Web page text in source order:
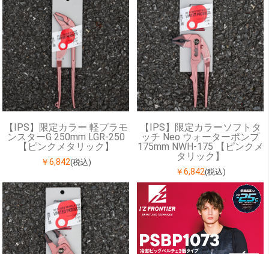
【IPS】限定カラー 軽プラモ
ンスターG 250mm LGR-250
【ピンクメタリック】
￥6,842(税込)
【IPS】限定カラーソフトタ
ッチ Neo ウォーターポンプ
175mm NWH-175 【ピンクメ
タリック】
￥6,842(税込)